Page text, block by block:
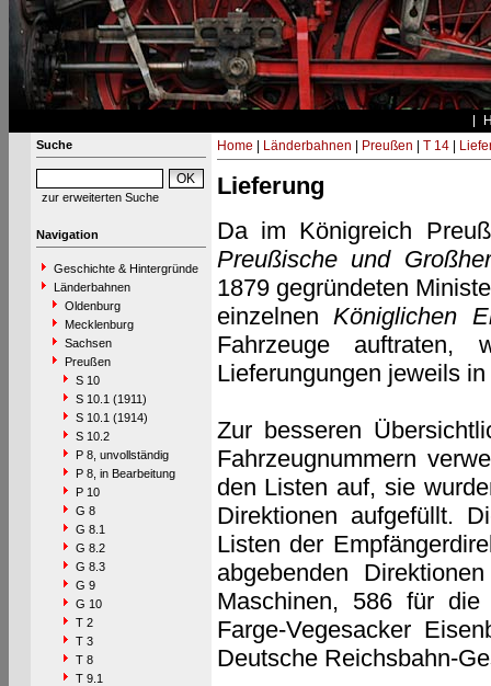
Suche
zur erweiterten Suche
Navigation
Geschichte & Hintergründe
Länderbahnen
Oldenburg
Mecklenburg
Sachsen
Preußen
S 10
S 10.1 (1911)
S 10.1 (1914)
S 10.2
P 8, unvollständig
P 8, in Bearbeitung
P 10
G 8
G 8.1
G 8.2
G 8.3
G 9
G 10
T 2
T 3
T 8
T 9.1
Home Länderbahnen Preußen T 14|
Lieferung
Da im Königreich
Preußische und
1879 gegründeten
einzelnenKöniglichen
Fahrzeuge auftraten,
Lieferungungen jeweils
Zur besseren
Fahrzeugnummern
den Listen auf, sie
Direktionen aufgefüllt.
Listen der
abgebenden
Maschinen, 586 für
Farge-Vegesacker
Deutsche Reichsbahn-